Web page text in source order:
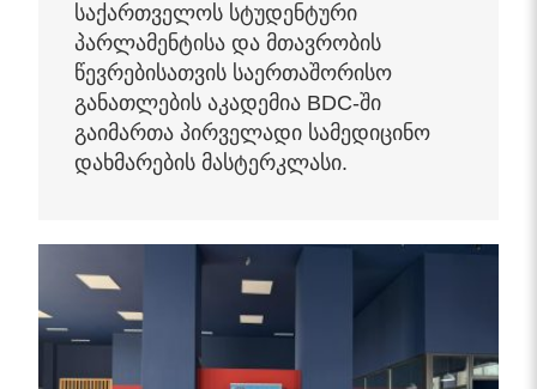
საქართველოს სტუდენტური
პარლამენტისა და მთავრობის
წევრებისათვის საერთაშორისო
განათლების აკადემია BDC-ში
გაიმართა პირველადი სამედიცინო
დახმარების მასტერკლასი.